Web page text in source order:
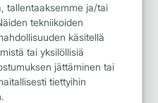
tallentaaksemme ja/tai
tekniikoiden
käsitellä
tai yksilöllisiä
jättäminen tai
tiettyihin